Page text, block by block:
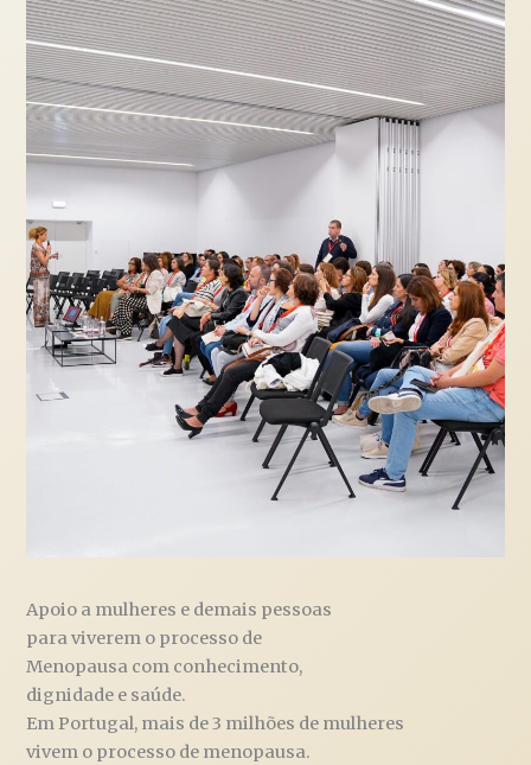
Apoio a mulheres e demais pessoas
para viverem o processo de
Menopausa com conhecimento,
dignidade e saúde.
Em Portugal, mais de 3 milhões de mulheres
vivem o processo de menopausa.